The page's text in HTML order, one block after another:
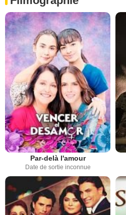
Par-delà l'amour
Date de sortie inconnue